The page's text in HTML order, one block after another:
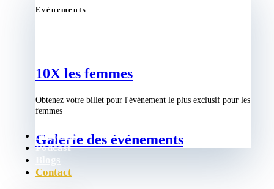
Evénements
10X les femmes
Obtenez votre billet pour l'événement le plus exclusif pour les
femmes
Galerie des événements
Magasin
Podcast
Blogs
Contact